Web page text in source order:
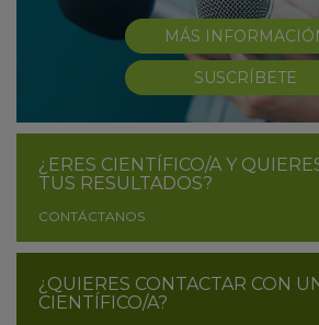
MÁS
SUSCRÍBETE
¿ERES CIENTÍFICO/A Y
TUS RESULTADOS?
CONTÁCTANOS
¿QUIERES CONTACTAR CON
CIENTÍFICO/A?